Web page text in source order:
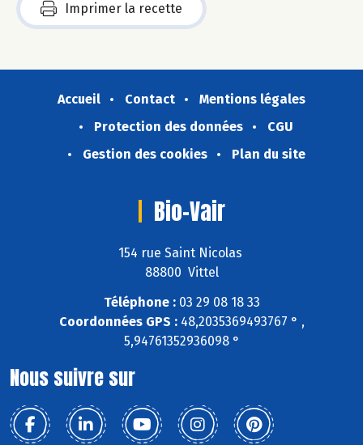
Imprimer la recette
Accueil Contact
Mentions légales
Protection des données
CGU
Gestion des cookies
Plan du site
Bio-Vair
154 rue Saint Nicolas
88800 Vittel
Téléphone :03 29 08 18 33
Coordonnées GPS :48,2035369493767 ° ,
5,94761352936098 °
Nous suivre sur